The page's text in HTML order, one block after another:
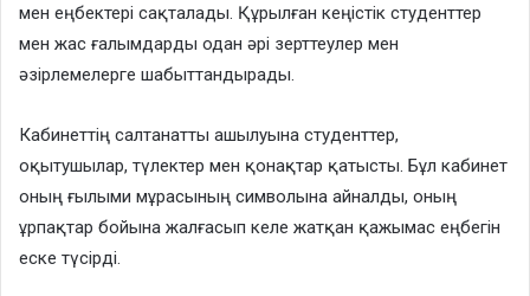
мен еңбектері сақталады. Құрылған кеңістік студенттер
мен жас ғалымдарды одан әрі зерттеулер мен
әзірлемелерге шабыттандырады.
Кабинеттің салтанатты ашылуына студенттер,
оқытушылар, түлектер мен қонақтар қатысты. Бұл кабинет
оның ғылыми мұрасының символына айналды, оның
ұрпақтар бойына жалғасып келе жатқан қажымас еңбегін
еске түсірді.